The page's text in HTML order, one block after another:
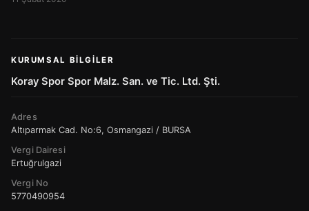
KURUMSAL BILGILER
Koray Spor Spor Malz. San. ve Tic. Ltd. Şti.
Adres
Altıparmak Cad. No:6, Osmangazi / BURSA
Vergi Dairesi
Ertuğrulgazi
Vergi No
5770490954